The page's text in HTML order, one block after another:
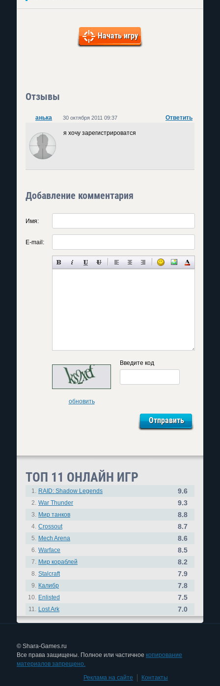
Начать игру
Отзывы
анька Ответить
30 октября 2011 09:37
я хочу зарегистрироватся
Добавление комментария
Имя:
E-mail:
обновить
Введите код
ТОП 11 ОНЛАЙН ИГР
1. RAID: Shadow Legends 9.6
2. War Thunder 9.3
3. Мир танков 8.8
4. Crossout 8.7
5. Mech Arena 8.6
6. Warface 8.5
7. Мир кораблей 8.2
8. Stalcraft 7.9
9. Калибр 7.8
10. Enlisted 7.5
11. Lost Ark 7.0
© Shara-Games.ru
Все права защищены. Полное или частичное копирование
материалов запрещено.
Реклама на сайте
Контакты